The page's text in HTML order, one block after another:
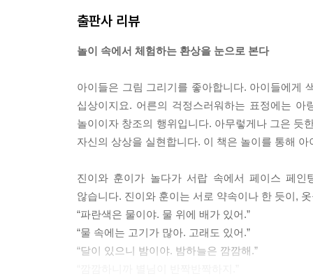
출판사 리뷰
놀이 속에서 체험하는 환상을 눈으로 본다
아이들은 그림 그리기를 좋아합니다. 아이들에게
십상이지요. 어른의 걱정스러워하는 표정에는
놀이이자 창조의 행위입니다. 아무렇게나 그은 듯
자신의 상상을 실현합니다. 이 책은 놀이를 통해
진이와 훈이가 놀다가 서랍 속에서 페이스 페
않습니다. 진이와 훈이는 서로 약속이나 한 듯이,
“파란색은 물이야. 물 위에 배가 있어.”
“물 속에는 고기가 많아. 고래도 있어.”
“달이 있으니 밤이야. 밤하늘은 깜깜해.”